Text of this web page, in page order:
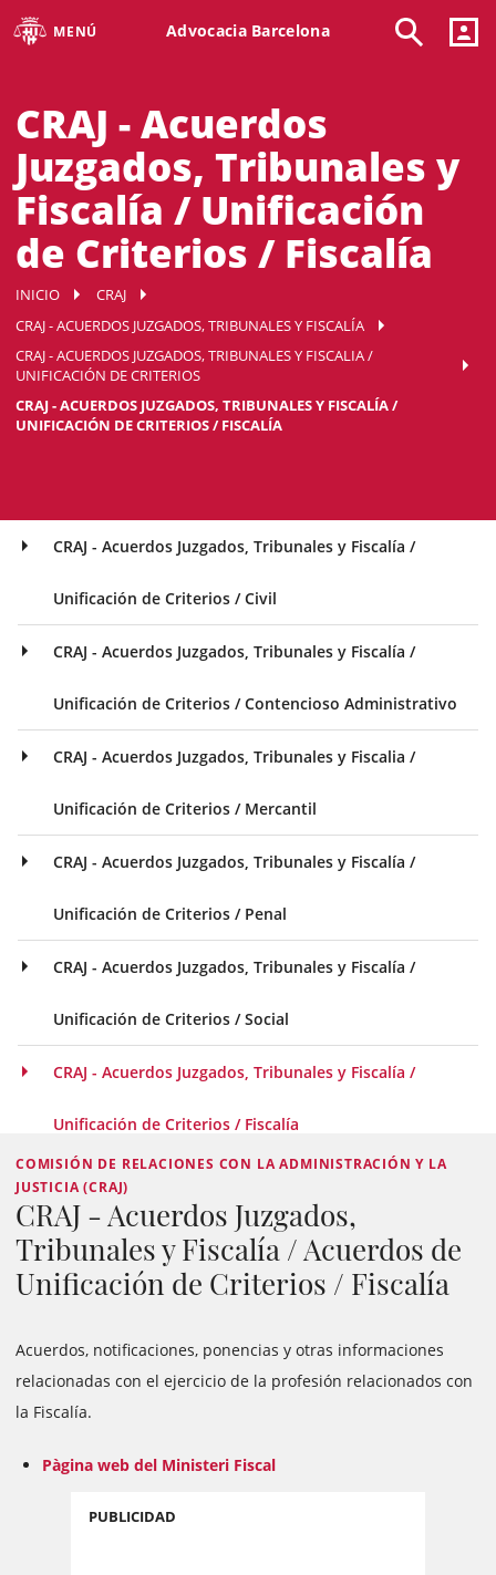
MENÚ Advocacia Barcelona
CRAJ - Acuerdos
Juzgados, Tribunales y
Fiscalía / Unificación
de Criterios / Fiscalía
INICIO
CRAJ
CRAJ - ACUERDOS JUZGADOS, TRIBUNALES Y FISCALÍA
CRAJ - ACUERDOS JUZGADOS, TRIBUNALES Y FISCALIA /
UNIFICACIÓN DE CRITERIOS
CRAJ - ACUERDOS JUZGADOS, TRIBUNALES Y FISCALÍA /
UNIFICACIÓN DE CRITERIOS / FISCALÍA
CRAJ - Acuerdos Juzgados, Tribunales y Fiscalía /
Unificación de Criterios / Civil
CRAJ - Acuerdos Juzgados, Tribunales y Fiscalía /
Unificación de Criterios / Contencioso Administrativo
CRAJ - Acuerdos Juzgados, Tribunales y Fiscalia /
Unificación de Criterios / Mercantil
CRAJ - Acuerdos Juzgados, Tribunales y Fiscalía /
Unificación de Criterios / Penal
CRAJ - Acuerdos Juzgados, Tribunales y Fiscalía /
Unificación de Criterios / Social
CRAJ - Acuerdos Juzgados, Tribunales y Fiscalía /
Unificación de Criterios / Fiscalía
COMISIÓN DE RELACIONES CON LA ADMINISTRACIÓN Y LA
JUSTICIA (CRAJ)
CRAJ - Acuerdos Juzgados,
Tribunales y Fiscalía / Acuerdos de
Unificación de Criterios / Fiscalía
Acuerdos, notificaciones, ponencias y otras informaciones
relacionadas con el ejercicio de la profesión relacionados con
la Fiscalía.
Pàgina web del Ministeri Fiscal
PUBLICIDAD